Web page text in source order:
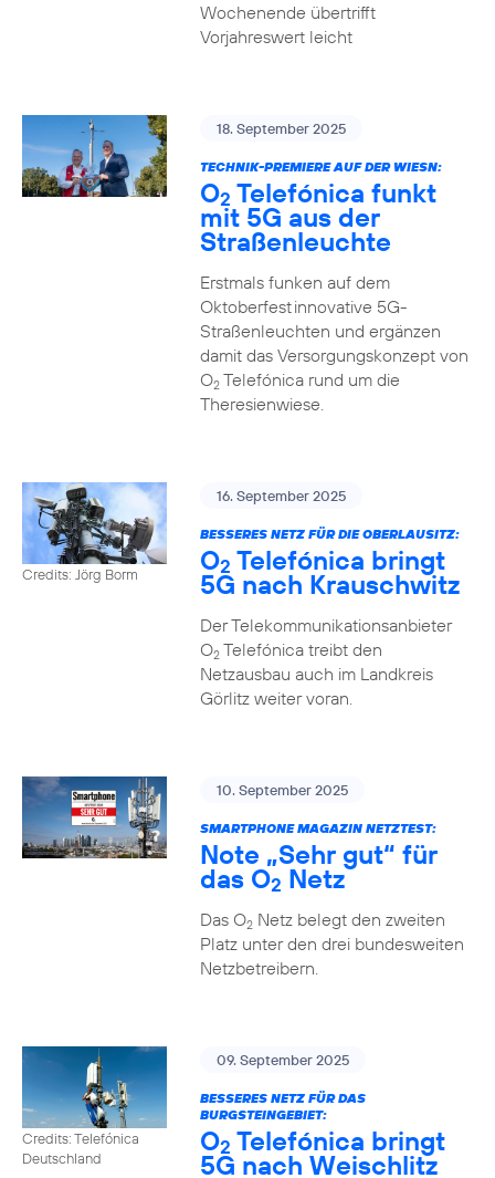
Wochenende übertrifft
Vorjahreswert leicht
18. September 2025
TECHNIK-PREMIERE AUF DER WIESN:
O2 Telefónica funkt
mit 5G aus der
Straßenleuchte
Erstmals funken auf dem
Oktoberfest innovative 5G-
Straßenleuchten und ergänzen
damit das Versorgungskonzept von
O2Telefónica rund um die
Theresienwiese.
Credits: Jörg Borm
16. September 2025
BESSERES NETZ FÜR DIE OBERLAUSITZ:
O2 Telefónica bringt
5G nach Krauschwitz
Der Telekommunikationsanbieter
O2Telefónica treibt den
Netzausbau auch im Landkreis
Görlitz weiter voran.
10. September 2025
SMARTPHONE MAGAZIN NETZTEST:
Note „Sehr gut“ für
das O2 Netz
Das O2Netz belegt den zweiten
Platz unter den drei bundesweiten
Netzbetreibern.
Credits: Telefónica
Deutschland
09. September 2025
BESSERES NETZ FÜR DAS
BURGSTEINGEBIET:
O2 Telefónica bringt
5G nach Weischlitz